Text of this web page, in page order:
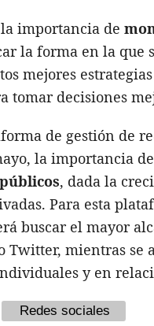
importancia de
la forma en la que
mejores
tomar decisiones
de gestión de
la importancia
, dada la
Para esta
buscar el mayor
Twitter, mientras se
y en
Redes sociales